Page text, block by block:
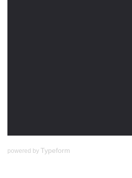
powered by Typeform